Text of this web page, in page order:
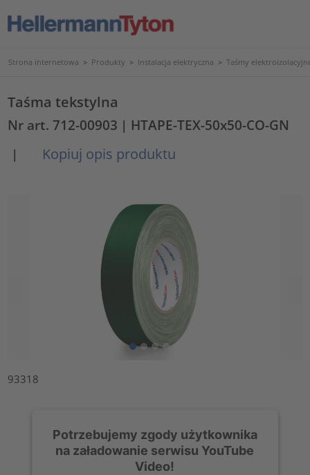
Strona internetowa > Produkty > Instalacja elektryczna > Taśmy
Taśma tekstylna
Nr art. 712-00903 | HTAPE-TEX-50x50-CO-GN
|
Kopiuj opis produktu
93318
Potrzebujemy zgody użytkownika
na załadowanie serwisu YouTube
Video!